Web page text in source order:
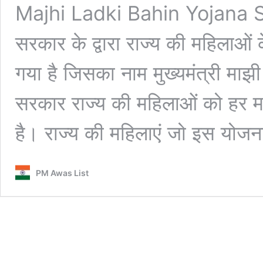
Majhi Ladki Bahin Yojana
सरकार के द्वारा राज्य की
गया है जिसका नाम मुख्यमंत्री
सरकार राज्य की महिलाओं को हर
है। राज्य की महिलाएं जो इस
PM Awas List